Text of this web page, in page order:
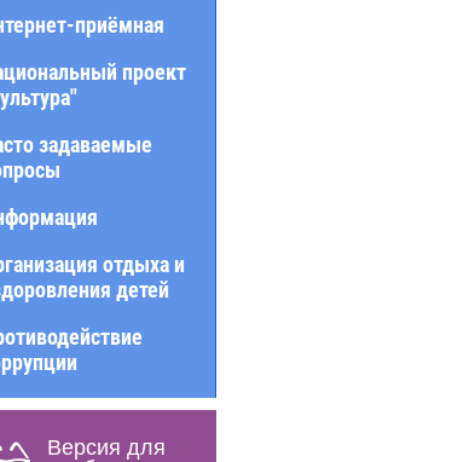
приёмная
проект
задаваемые
отдыха и
детей
Версия для